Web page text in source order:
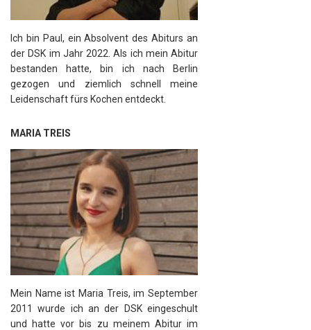
Ich bin Paul, ein Absolvent des Abiturs an
der DSK im Jahr 2022. Als ich mein Abitur
bestanden hatte, bin ich nach Berlin
gezogen und ziemlich schnell meine
Leidenschaft fürs Kochen entdeckt.
MARIA TREIS
Mein Name ist Maria Treis, im September
2011 wurde ich an der DSK eingeschult
und hatte vor bis zu meinem Abitur im